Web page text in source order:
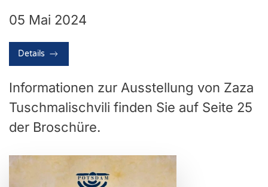
05 Mai 2024
Details
Informationen zur Ausstellung von Zaza
Tuschmalischvili finden Sie auf Seite 25
der Broschüre.